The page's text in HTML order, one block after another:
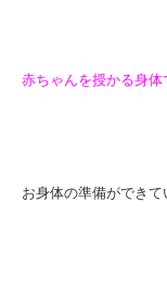
赤ちゃんを授かる身体
お身体の準備ができて